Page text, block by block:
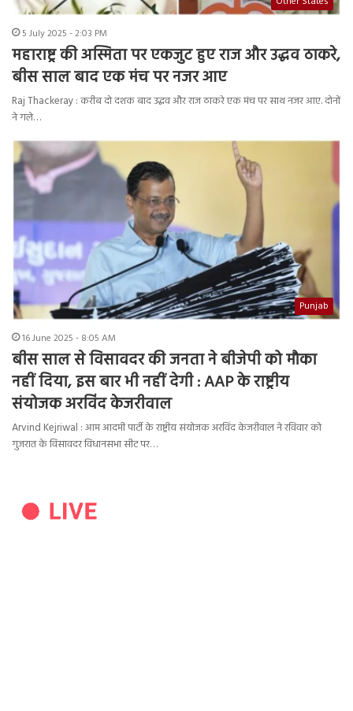
5 July 2025 - 2:03 PM
महाराष्ट्र की अस्मिता पर एकजुट हुए राज और उद्धव ठाकरे,
बीस साल बाद एक मंच पर नजर आए
Raj Thackeray : करीब दो दशक बाद उद्धव और राज ठाकरे एक मंच पर साथ नजर आए. दोनों
ने गले…
Punjab
16 June 2025 - 8:05 AM
बीस साल से विसावदर की जनता ने बीजेपी को मौका
नहीं दिया, इस बार भी नहीं देगी : AAP के राष्ट्रीय
संयोजक अरविंद केजरीवाल
Arvind Kejriwal : आम आदमी पार्टी के राष्ट्रीय संयोजक अरविंद केजरीवाल ने रविवार को
गुजरात के विसावदर विधानसभा सीट पर…